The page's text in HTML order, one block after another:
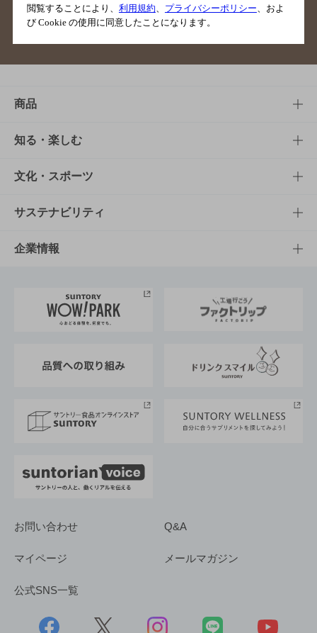
商品
商品TOP
商品一覧
商品発売情報
栄養成分一覧
知る・楽しむ
知る・楽しむTOP
キャンペーン
工場見学
地域情報
文化・スポーツ
文化・スポーツTOP
サントリーホール
サントリーサンバーズ大阪
サステナビリティ
サステナビリティTOP
サントリーが考えるサステナビリティ経営
企業情報
企業概要
採用情報
お問い合わせ Q&A
マイページ メールマガジン
公式SNS一覧
閲覧することにより、 利用規約、 プライバシーポリシー、およ
び Cookie の使用に同意したことになります。